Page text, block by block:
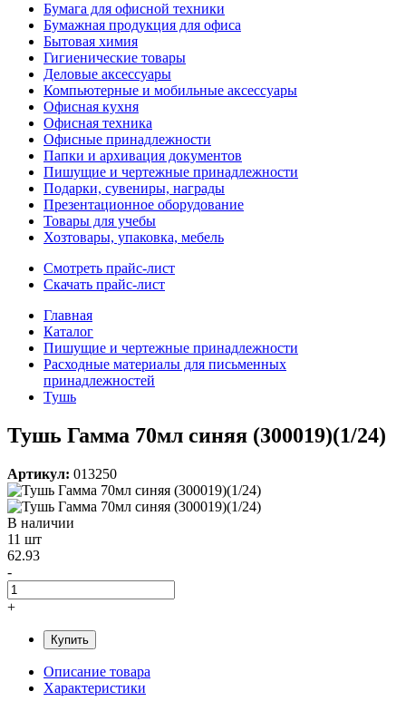
Бумага для офисной техники
Бумажная продукция для офиса
Бытовая химия
Гигиенические товары
Деловые аксессуары
Компьютерные и мобильные аксессуары
Офисная кухня
Офисная техника
Офисные принадлежности
Папки и архивация документов
Пишущие и чертежные принадлежности
Подарки, сувениры, награды
Презентационное оборудование
Товары для учебы
Хозтовары, упаковка, мебель
Смотреть прайс-лист
Скачать прайс-лист
Главная
Каталог
Пишущие и чертежные принадлежности
Расходные материалы для письменных
принадлежностей
Тушь
Тушь Гамма 70мл синяя (300019)(1/24)
Артикул: 013250
В наличии
11 шт
62.93
-
+
Купить
Описание товара
Характеристики